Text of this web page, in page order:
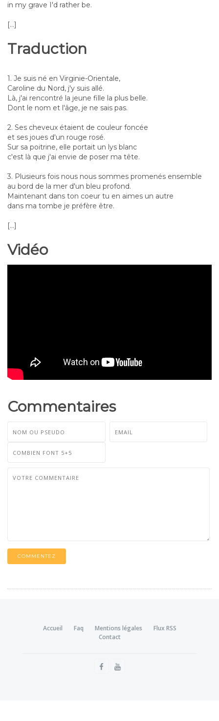
in my grave I'd rather be.
[...]
Traduction
1. Je suis né en Virginie-Orientale,
Caroline du Nord, j'y suis allé.
Là, j'ai rencontré la jeune fille la plus belle.
Dont le nom et l'âge, je ne sais pas.
2. Ses cheveux étaient de couleur foncée
et ses joues d'un rouge rosé.
Sur sa poitrine, elle portait un lys blanc
c'est là que j'ai envie de poser ma tête.
3. Plusieurs fois nous nous sommes promenés ensemble
au bord de la mer d'un bleu profond.
Maintenant dans ton coeur tu en aimes un autre
dans ma tombe je préfère être.
[...]
Vidéo
Commentaires
COMMENTEZ
Accueil Faq Mentions légales
Flux RSS
Contact